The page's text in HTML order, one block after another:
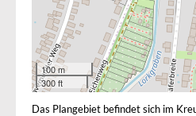
100 m
300 ft
Das Plangebiet befindet sich im